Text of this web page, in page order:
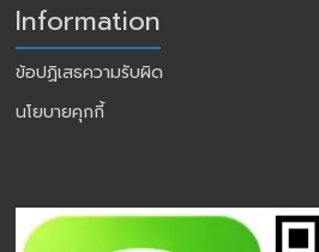
Information
ข้อปฏิเสธความรับผิด
นโยบายคุกกี้